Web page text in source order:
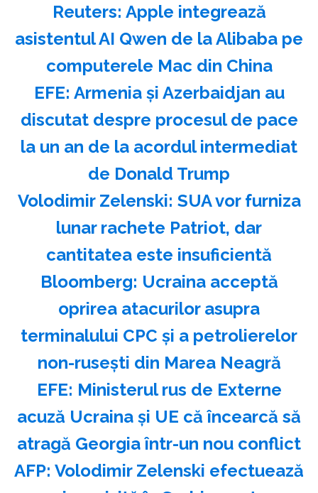
Reuters: Apple integrează
asistentul AI Qwen de la Alibaba pe
computerele Mac din China
EFE: Armenia şi Azerbaidjan au
discutat despre procesul de pace
la un an de la acordul intermediat
de Donald Trump
Volodimir Zelenski: SUA vor furniza
lunar rachete Patriot, dar
cantitatea este insuficientă
Bloomberg: Ucraina acceptă
oprirea atacurilor asupra
terminalului CPC şi a petrolierelor
non-ruseşti din Marea Neagră
EFE: Ministerul rus de Externe
acuză Ucraina şi UE că încearcă să
atragă Georgia într-un nou conflict
AFP: Volodimir Zelenski efectuează